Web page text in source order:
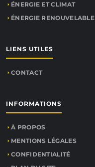
ÉNERGIE ET CLIMAT
ÉNERGIE RENOUVELABLE
LIENS UTILES
CONTACT
INFORMATIONS
À PROPOS
MENTIONS LÉGALES
CONFIDENTIALITÉ